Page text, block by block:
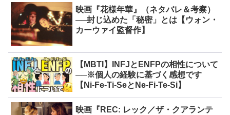
映画『花様年華』（ネタバレ＆考察）
──封じ込めた「秘密」とは【ウォン・
カーウァイ監督作】
【MBTI】INFJとENFPの相性について
──※個人の経験に基づく感想です
【Ni-Fe-Ti-SeとNe-Fi-Te-Si】
映画『REC: レック／ザ・クアランテ